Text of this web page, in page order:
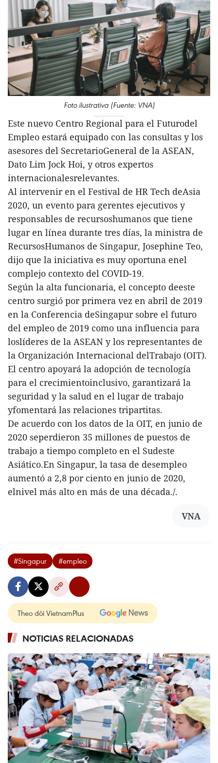
Foto ilustrativa (Fuente: VNA)
Este nuevo Centro Regional para el Futurodel
Empleo estará equipado con las consultas y los
asesores del SecretarioGeneral de la ASEAN,
Dato Lim Jock Hoi, y otros expertos
internacionalesrelevantes.
Al intervenir en el Festival de HR Tech deAsia
2020, un evento para gerentes ejecutivos y
responsables de recursoshumanos que tiene
lugar en línea durante tres días, la ministra de
RecursosHumanos de Singapur, Josephine Teo,
dijo que la iniciativa es muy oportuna enel
complejo contexto del COVID-19.
Según la alta funcionaria, el concepto deeste
centro surgió por primera vez en abril de 2019
en la Conferencia deSingapur sobre el futuro
del empleo de 2019 como una influencia para
loslíderes de la ASEAN y los representantes de
la Organización Internacional delTrabajo (OIT).
El centro apoyará la adopción de tecnología
para el crecimientoinclusivo, garantizará la
seguridad y la salud en el lugar de trabajo
yfomentará las relaciones tripartitas.
De acuerdo con los datos de la OIT, en junio de
2020 seperdieron 35 millones de puestos de
trabajo a tiempo completo en el Sudeste
Asiático.En Singapur, la tasa de desempleo
aumentó a 2,8 por ciento en junio de 2020,
elnivel más alto en más de una década./.
VNA
#Singapur #empleo
Theo dõi VietnamPlus
NOTICIAS RELACIONADAS